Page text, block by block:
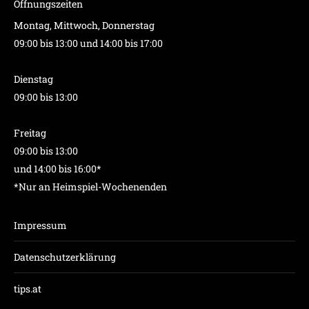
Öffnungszeiten
Montag, Mittwoch, Donnerstag
09:00 bis 13:00 und 14:00 bis 17:00
Dienstag
09:00 bis 13:00
Freitag
09:00 bis 13:00
und 14:00 bis 16:00*
*Nur an Heimspiel-Wochenenden
Impressum
Datenschutzerklärung
tips.at